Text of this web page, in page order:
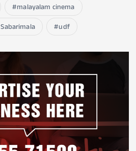
malayalam cinema
Sabarimala udf